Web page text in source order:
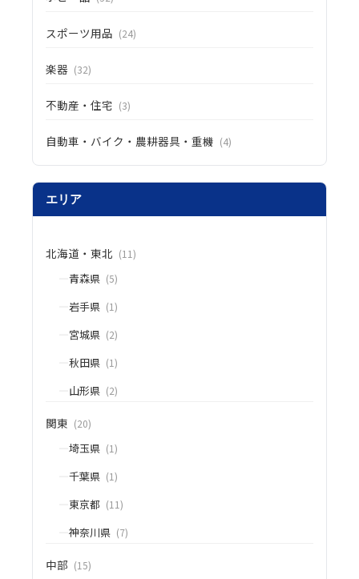
スポーツ用品 (24)
楽器 (32)
不動産・住宅 (3)
自動車・バイク・農耕器具・重機 (4)
エリア
北海道・東北 (11)
青森県 (5)
岩手県 (1)
宮城県 (2)
秋田県 (1)
山形県 (2)
関東 (20)
埼玉県 (1)
千葉県 (1)
東京都 (11)
神奈川県 (7)
中部 (15)